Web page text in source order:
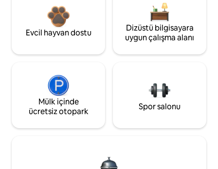
Evcil hayvan dostu
Dizüstü bilgisayara
uygun çalışma alanı
Mülk içinde
ücretsiz otopark
Spor salonu